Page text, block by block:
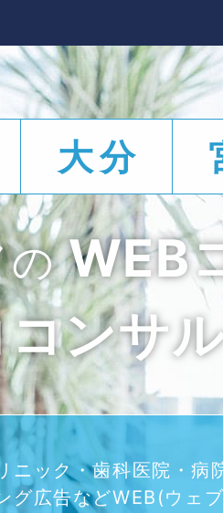
大分
のWEB
ンサ
ニック・歯科医院・病
グ広告などWEB(ウェ